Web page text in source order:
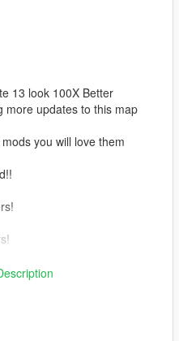
13 look 100X Better
more updates to this map
you will love them
channel !!